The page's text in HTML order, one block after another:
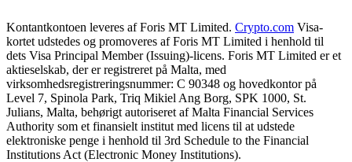
Kontantkontoen leveres af Foris MT Limited. Crypto.com Visa-
kortet udstedes og promoveres af Foris MT Limited i henhold til
dets Visa Principal Member (Issuing)-licens. Foris MT Limited er et
aktieselskab, der er registreret på Malta, med
virksomhedsregistreringsnummer: C 90348 og hovedkontor på
Level 7, Spinola Park, Triq Mikiel Ang Borg, SPK 1000, St.
Julians, Malta, behørigt autoriseret af Malta Financial Services
Authority som et finansielt institut med licens til at udstede
elektroniske penge i henhold til 3rd Schedule to the Financial
Institutions Act (Electronic Money Institutions).